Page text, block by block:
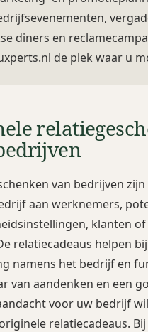
diners en
de plek waar u
van bedrijven
aan werknemers,
klanten
relatiecadeaus helpen
namens het bedrijf en
van aandenken en een
voor uw bedrijf
relatiecadeaus. Bij